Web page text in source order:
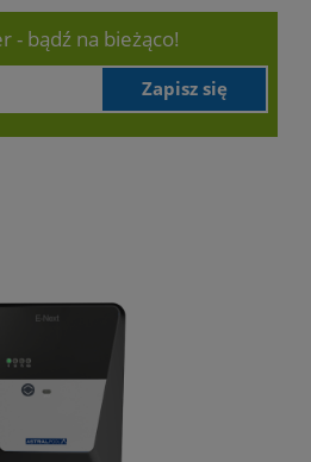
- bądź na bieżąco!
Zapisz się